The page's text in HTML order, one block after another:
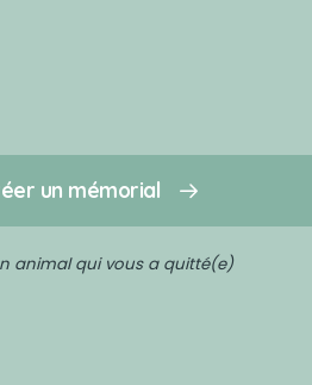
un mémorial
animal qui vous a quitté(e)